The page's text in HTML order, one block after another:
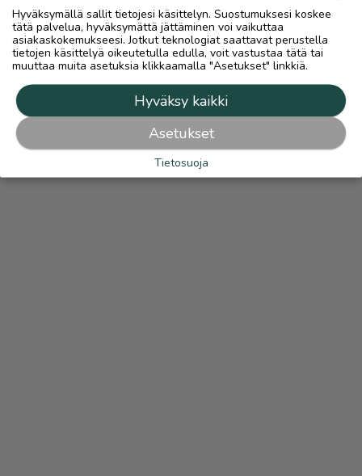
Hyväksymällä sallit tietojesi käsittelyn. Suostumuksesi koskee
tätä palvelua, hyväksymättä jättäminen voi vaikuttaa
asiakaskokemukseesi. Jotkut teknologiat saattavat perustella
tietojen käsittelyä oikeutetulla edulla, voit vastustaa tätä tai
muuttaa muita asetuksia klikkaamalla "Asetukset" linkkiä.
Hyväksy kaikki
Asetukset
Tietosuoja